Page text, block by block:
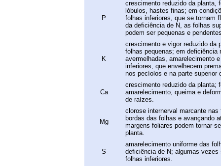
P
crescimento reduzido da planta,
lóbulos, hastes finas; em
folhas inferiores, que se tornam
da deficiência de N, as folhas
podem ser pequenas e
K
crescimento e vigor reduzido da
folhas pequenas; em deficiência
avermelhadas, amarelecimento
inferiores, que envelhecem
nos pecíolos e na parte superior
Ca
crescimento reduzido da planta;
amarelecimento, queima e
de raízes.
Mg
clorose internerval marcante
bordas das folhas e avançando
margens foliares podem tornar-
planta.
S
amarelecimento uniforme das
deficiência de N; algumas
folhas inferiores.